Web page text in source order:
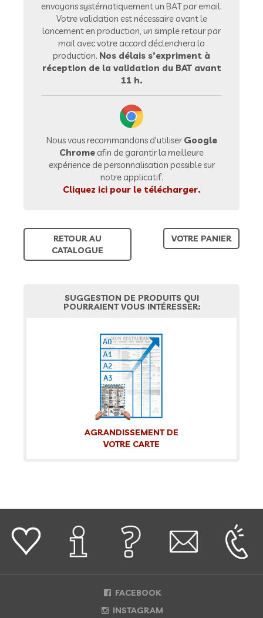
envoyons systématiquement un BAT par email.
Votre validation est nécessaire avant le
lancement en production, un simple retour par
mail avec votre accord déclenchera la
production. Nos délais s’expriment à
réception de la validation du BAT avant
11 h.
Nous vous recommandons d'utiliserGoogle
Chrome afin de garantir la meilleure
expérience de personnalisation possible sur
notre applicatif.
Cliquez ici pour le télécharger.
RETOUR AU
CATALOGUE
VOTRE PANIER
SUGGESTION DE PRODUITS QUI
POURRAIENT VOUS INTÉRESSER:
AGRANDISSEMENT DE
VOTRE CARTE
FACEBOOK
INSTAGRAM